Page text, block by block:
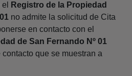
Registro de la Propiedad
no admite la solicitud de Cita
en contacto con el
de San Fernando Nº 01
que se muestran a